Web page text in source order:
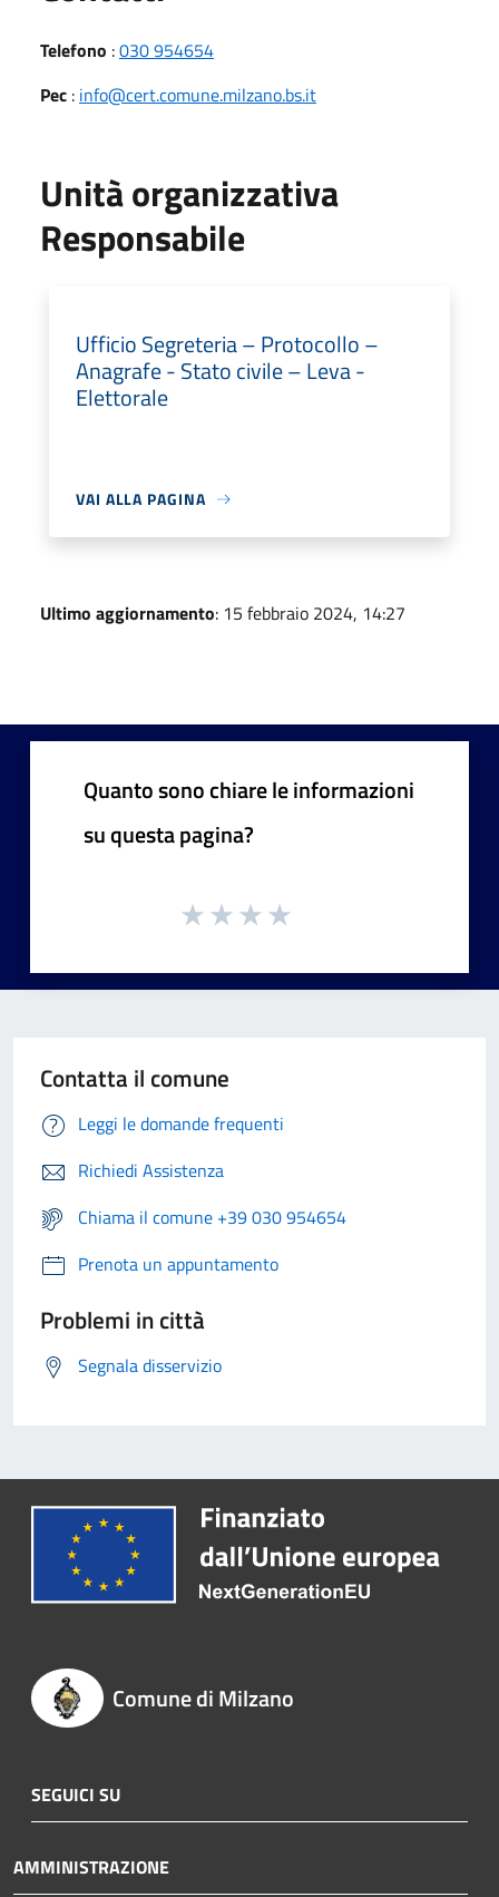
Telefono :030 954654
Pec : info@cert.comune.milzano.bs.it
Unità organizzativa
Responsabile
Ufficio Segreteria – Protocollo –
Anagrafe - Stato civile – Leva -
Elettorale
VAI ALLA PAGINA
Ultimo aggiornamento: 15 febbraio 2024, 14:27
Quanto sono chiare le informazioni
su questa pagina?
Contatta il comune
Leggi le domande frequenti
Richiedi Assistenza
Chiama il comune +39 030 954654
Prenota un appuntamento
Problemi in città
Segnala disservizio
Comune di Milzano
SEGUICI SU
AMMINISTRAZIONE